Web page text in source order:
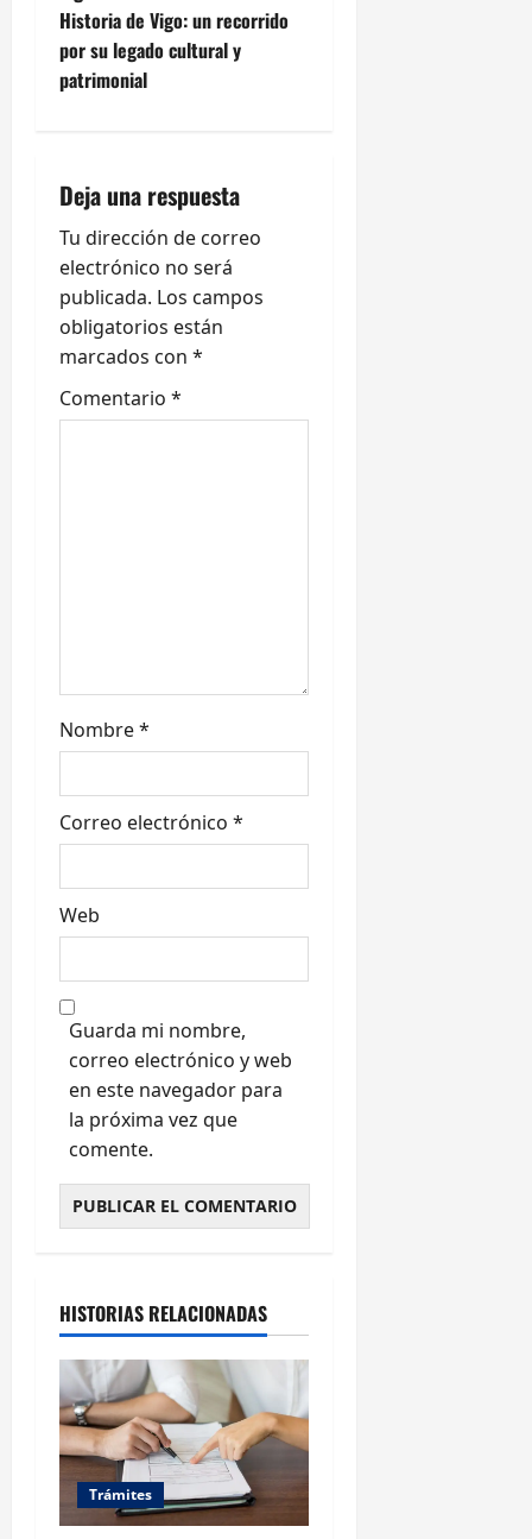
e
g
c
i
ó
n
d
e
d
s
Historia de Vigo: un recorrido
por su legado cultural y
patrimonial
Deja una respuesta
Tu dirección de correo
electrónico no será
publicada. Los campos
obligatorios están
marcados con *
Comentario *
Nombre*
Correo electrónico *
Web
Guarda mi nombre,
correo electrónico y web
en este navegador para
la próxima vez que
comente.
HISTORIAS RELACIONADAS
Trámites